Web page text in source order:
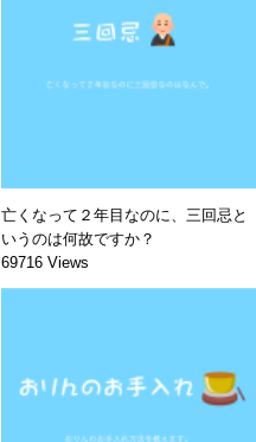
亡くなって２年目なのに、三回忌と
いうのは何故ですか？
69716 Views